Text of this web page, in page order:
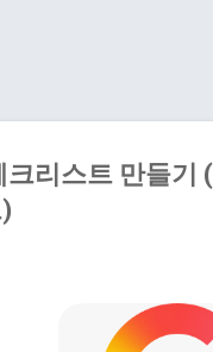
리스트 만들기